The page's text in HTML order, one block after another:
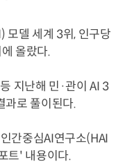
모델 세계 3위, 인구당
올랐다.
지난해 민·관이 AI 3
과로 풀이된다.
간중심AI연구소(HAI
트' 내용이다.